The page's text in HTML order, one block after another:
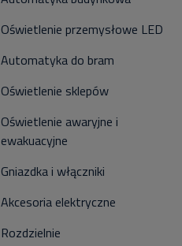
Oświetlenie przemysłowe LED
Automatyka do bram
Oświetlenie sklepów
Oświetlenie awaryjne i
ewakuacyjne
Gniazdka i włączniki
Akcesoria elektryczne
Rozdzielnie